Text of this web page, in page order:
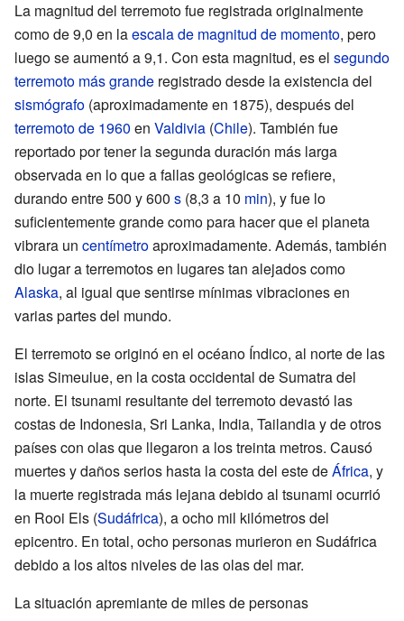
La magnitud del terremoto fue registrada originalmente
como de 9,0 en laescala de magnitud de momento, pero
luego se aumentó a 9,1. Con esta magnitud, es el segundo
terremoto más grande registrado desde la existencia del
sismógrafo (aproximadamente en 1875), después del
terremoto de 1960 en Valdivia (Chile). También fue
reportado por tener la segunda duración más larga
observada en lo que a fallas geológicas se refiere,
durando entre 500 y 600 s (8,3 a 10 min), y fue lo
suficientemente grande como para hacer que el planeta
vibrara un centímetroaproximadamente. Además, también
dio lugar a terremotos en lugares tan alejados como
Alaska, al igual que sentirse mínimas vibraciones en
varias partes del mundo.
El terremoto se originó en el océano Índico, al norte de las
islas Simeulue, en la costa occidental de Sumatra del
norte. El tsunami resultante del terremoto devastó las
costas de Indonesia, Sri Lanka, India, Tailandia y de otros
países con olas que llegaron a los treinta metros. Causó
muertes y daños serios hasta la costa del este deÁfrica, y
la muerte registrada más lejana debido al tsunami ocurrió
en Rooi Els (Sudáfrica), a ocho mil kilómetros del
epicentro. En total, ocho personas murieron en Sudáfrica
debido a los altos niveles de las olas del mar.
La situación apremiante de miles de personas